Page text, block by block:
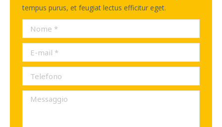
tempus purus, et feugiat lectus efficitur eget.
Nome *
E-mail *
Telefono
Messaggio